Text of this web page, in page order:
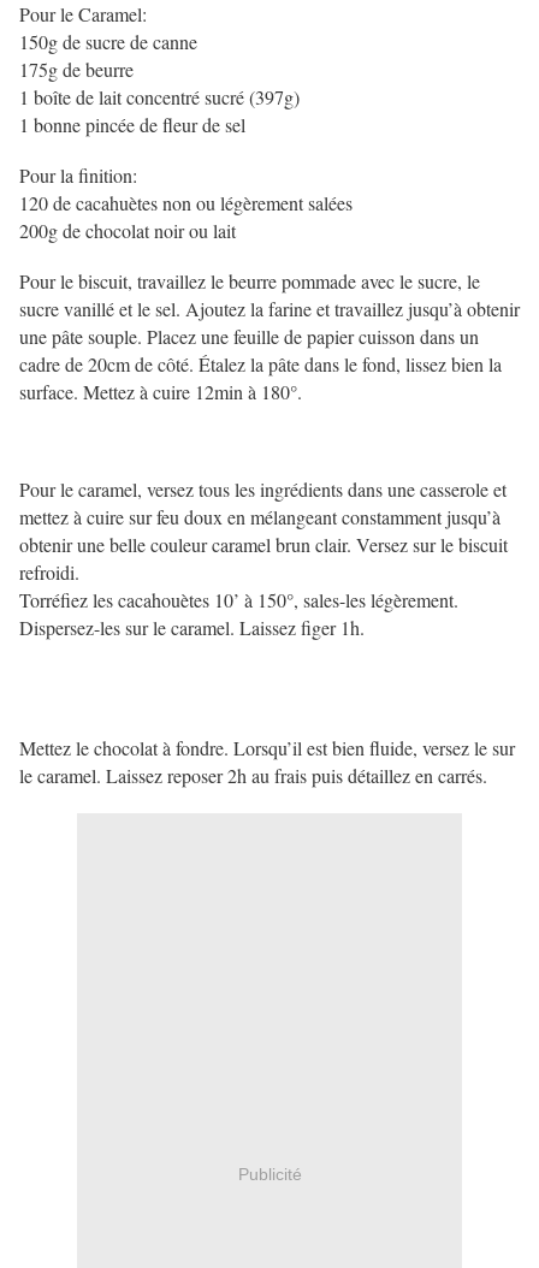
Pour le Caramel:
150g de sucre de canne
175g de beurre
1 boîte de lait concentré sucré (397g)
1 bonne pincée de fleur de sel
Pour la finition:
120 de cacahuètes non ou légèrement salées
200g de chocolat noir ou lait
Pour le biscuit, travaillez le beurre pommade avec le sucre, le
sucre vanillé et le sel. Ajoutez la farine et travaillez jusqu’à obtenir
une pâte souple. Placez une feuille de papier cuisson dans un
cadre de 20cm de côté. Étalez la pâte dans le fond, lissez bien la
surface. Mettez à cuire 12min à 180°.
Pour le caramel, versez tous les ingrédients dans une casserole et
mettez à cuire sur feu doux en mélangeant constamment jusqu’à
obtenir une belle couleur caramel brun clair. Versez sur le biscuit
refroidi.
Torréfiez les cacahouètes 10’ à 150°, sales-les légèrement.
Dispersez-les sur le caramel. Laissez figer 1h.
Mettez le chocolat à fondre. Lorsqu’il est bien fluide, versez le sur
le caramel. Laissez reposer 2h au frais puis détaillez en carrés.
Publicité